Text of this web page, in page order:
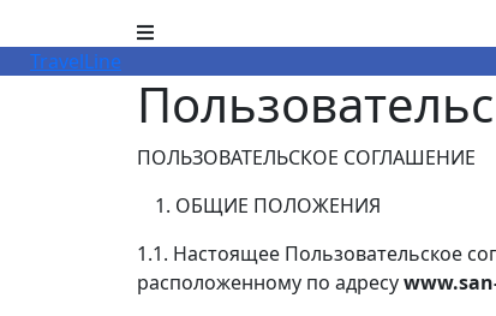
TravelLine
ПОЛЬЗОВАТЕЛЬСКОЕ СОГЛАШЕНИЕ
ОБЩИЕ ПОЛОЖЕНИЯ
1.1. Настоящее Пользовательское
расположенному по адресу